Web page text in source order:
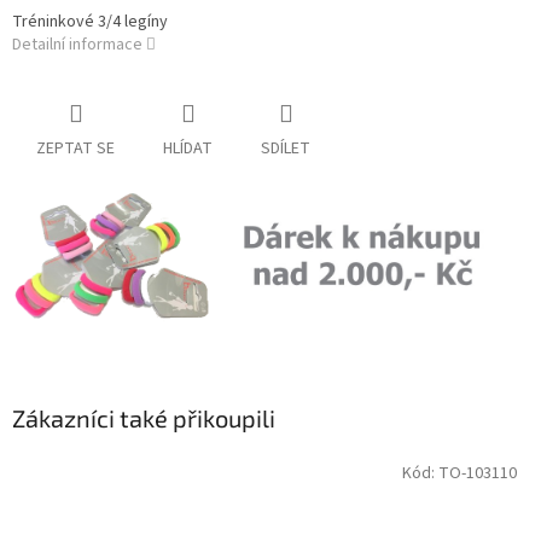
Tréninkové 3/4 legíny
Detailní informace
ZEPTAT SE HLÍDAT SDÍLET
Zákazníci také přikoupili
Kód: TO-103110